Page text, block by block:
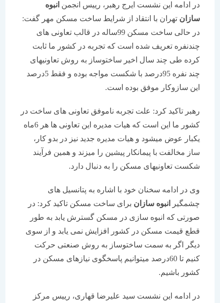
در ادامه این نشست ایرج رهبر، رییس انجمن انبوه
سازانتهران با انتقاد از شرایط ساخت مسکن مهر گفت:
در حالی ساخت مسکن 99ساله در قالب تعاونی های
چندنفره تعریف شده است که تجربه در کشور ما ثابت
کرده طی چند سال اخیر ساختوساز به روش تعاونیهای
چند نفره 95درصد با شکست مواجه بوده و فقط 5درصد
این سازوکار موفق بوده است.
رهبر تاکید کرد: علت تجربه ناموفق تعاونی های ساخت در
کشور ما این است که هیات مدیره این تعاونی ها هر 6ماه
یکبار عوض میشود و هیات مدیره جدید نیز در بدو کار،
ساز مخالفت با پیمانکار پیشین را میزند و همین فرآیند
شکست تعاونیهای مسکن را به دنبال دارد.
وی در ادامه سخنان خود با اشاره به پتانسیل های
چشمگیرانبوه سازانبرای ساخت مسکن تاکید کرد: در
صورتی که انبوه سازی در مسکن گسترش یابد به طور
قطع قیمت مسکن در کشور افزایش نمی یابد و از سوی
دیگر اگر به سمت ساختوساز به روش صنعتی حرکت
کنیم تا 60درصد میتوانیم پاسخگوی نیازهای مسکن در
کشور باشیم.
در ادامه این نشست سید علیرضا قهاری، رییس مرکز